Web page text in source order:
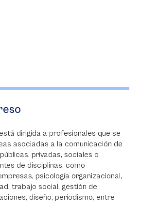
dirigida a profesionales que se
asociadas a la comunicación de
privadas, sociales o
de disciplinas, como
psicología organizacional,
trabajo social, gestión de
diseño, periodismo, entre